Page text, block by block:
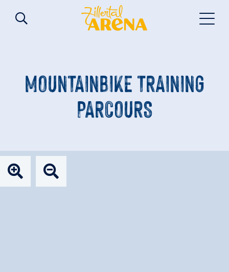
MOUNTAINBIKE TRAINING
PARCOURS